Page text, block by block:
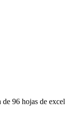
96 hojas de